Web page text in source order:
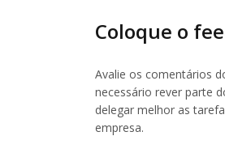
Coloque o
Avalie os comentários
necessário rever parte
delegar melhor as
empresa.